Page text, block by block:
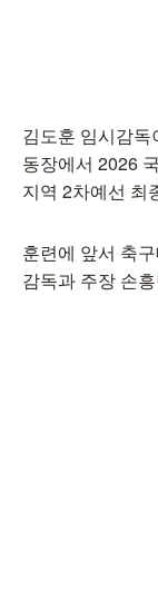
김도훈 임시감
동장에서 2026
지역 2차예선 최
훈련에 앞서 축
감독과 주장 손